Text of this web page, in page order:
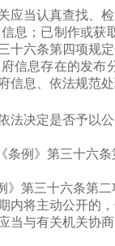
当认真查找、
息；已制作或获
六条第四项规
信息存在的发
息、依法规范
法决定是否予以公
条例》第三十六
》第三十六条第
将主动公开的
与有关机关协